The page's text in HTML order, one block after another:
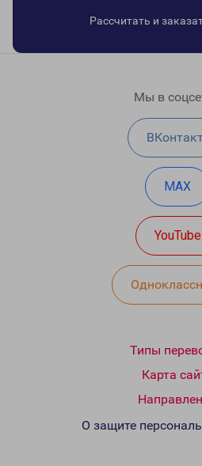
Рассчитать и
Мы в
MAX
YouTube
Типы
Карта
О защите